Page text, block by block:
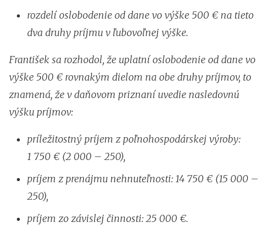
rozdelí oslobodenie od dane vo výške 500 € na tieto
dva druhy príjmu v ľubovoľnej výške.
František sa rozhodol, že uplatní oslobodenie od dane vo
výške 500 € rovnakým dielom na obe druhy príjmov, to
znamená, že v daňovom priznaní uvedie nasledovnú
výšku príjmov:
príležitostný príjem z poľnohospodárskej výroby:
1 750 € (2 000 – 250),
príjem z prenájmu nehnuteľnosti: 14 750 € (15 000 –
250),
príjem zo závislej činnosti: 25 000 €.